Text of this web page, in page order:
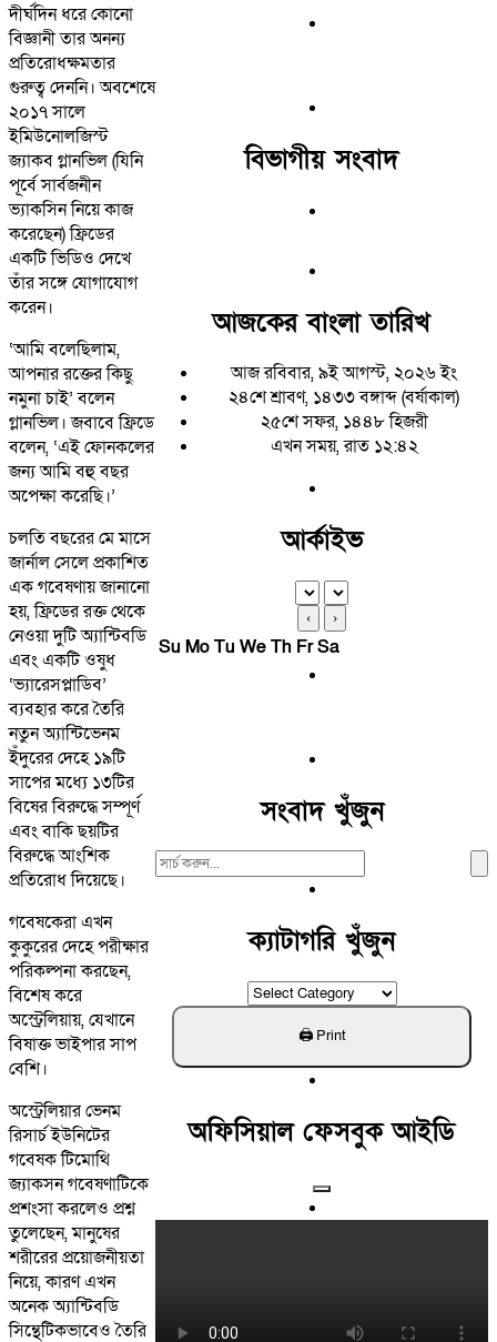
দীর্ঘদিন ধরে কোনো
বিজ্ঞানী তার অনন্য
প্রতিরোধক্ষমতার
গুরুত্ব দেননি। অবশেষে
২০১৭ সালে
ইমিউনোলজিস্ট
জ্যাকব গ্লানভিল (যিনি
পূর্বে সার্বজনীন
ভ্যাকসিন নিয়ে কাজ
করেছেন) ফ্রিডের
একটি ভিডিও দেখে
তাঁর সঙ্গে যোগাযোগ
করেন।
‘আমি বলেছিলাম,
আপনার রক্তের কিছু
নমুনা চাই’ বলেন
গ্লানভিল। জবাবে ফ্রিডে
বলেন, ‘এই ফোনকলের
জন্য আমি বহু বছর
অপেক্ষা করেছি।’
চলতি বছরের মে মাসে
জার্নাল সেলে প্রকাশিত
এক গবেষণায় জানানো
হয়, ফ্রিডের রক্ত থেকে
নেওয়া দুটি অ্যান্টিবডি
এবং একটি ওষুধ
‘ভ্যারেসপ্লাডিব’
ব্যবহার করে তৈরি
নতুন অ্যান্টিভেনম
ইঁদুরের দেহে ১৯টি
সাপের মধ্যে ১৩টির
বিষের বিরুদ্ধে সম্পূর্ণ
এবং বাকি ছয়টির
বিরুদ্ধে আংশিক
প্রতিরোধ দিয়েছে।
গবেষকেরা এখন
কুকুরের দেহে পরীক্ষার
পরিকল্পনা করছেন,
বিশেষ করে
অস্ট্রেলিয়ায়, যেখানে
বিষাক্ত ভাইপার সাপ
বেশি।
অস্ট্রেলিয়ার ভেনম
রিসার্চ ইউনিটের
গবেষক টিমোথি
জ্যাকসন গবেষণাটিকে
প্রশংসা করলেও প্রশ্ন
তুলেছেন, মানুষের
শরীরের প্রয়োজনীয়তা
নিয়ে, কারণ এখন
অনেক অ্যান্টিবডি
সিন্থেটিকভাবেও তৈরি
বিভাগীয় সংবাদ
আজকের বাংলা তারিখ
আজ রবিবার, ৯ই আগস্ট, ২০২৬ ইং
২৪শে শ্রাবণ, ১৪৩৩ বঙ্গাব্দ (বর্ষাকাল)
২৫শে সফর, ১৪৪৮ হিজরী
এখন সময়, রাত ১২:৪২
আর্কাইভ
‹ ›
Su MoTu WeTh FrSa
সংবাদ খুঁজুন
Search
ক্যাটাগরি খুঁজুন
ক্যাটাগরি
খুঁজুন
অফিসিয়াল ফেসবুক আইডি